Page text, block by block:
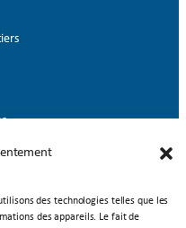
des technologies telles que les
des appareils. Le fait de